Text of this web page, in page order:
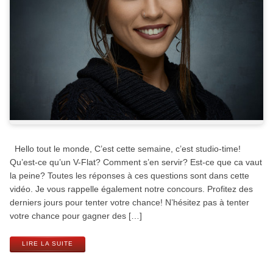
Hello tout le monde, C’est cette semaine, c’est studio-time!
Qu’est-ce qu’un V-Flat? Comment s’en servir? Est-ce que ca vaut
la peine? Toutes les réponses à ces questions sont dans cette
vidéo. Je vous rappelle également notre concours. Profitez des
derniers jours pour tenter votre chance! N’hésitez pas à tenter
votre chance pour gagner des […]
LIRE LA SUITE